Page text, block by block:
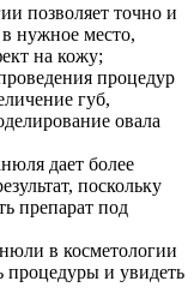
позволяет точно и
нужное место,
на кожу;
процедур
губ,
овала
дает более
поскольку
препарат под
в косметологии
процедуры и увидеть